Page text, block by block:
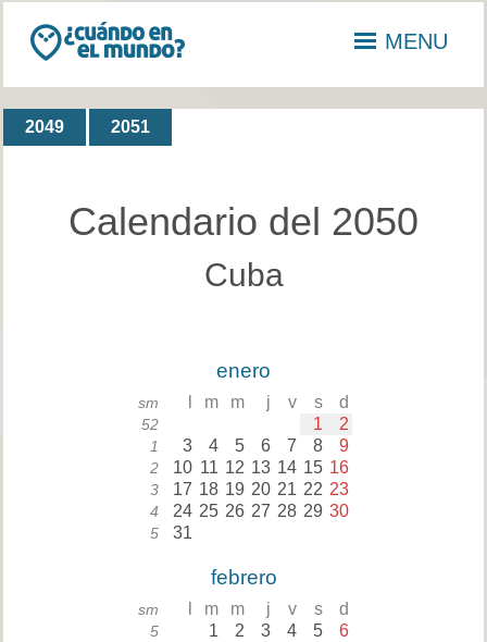
MENU
2049 2051
Calendario del 2050
Cuba
enero
sm m m j v s d
52 1 2
1 3 4 5 6 7 8 9
2 10 11 12 13 14 15 16
3 17 18 19 20 21 22 23
4 24 25 26 27 28 29 30
5 31
febrero
sm m m j v s d
5 1 2 3 4 5 6